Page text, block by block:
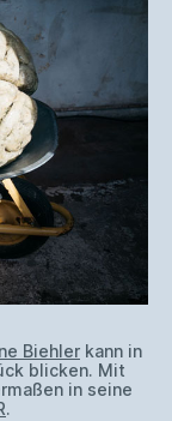
Biehler kann in
blicken. Mit
in seine
.